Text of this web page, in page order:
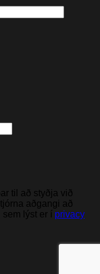
til að styðja við
aðgangi að
lýst er í privacy